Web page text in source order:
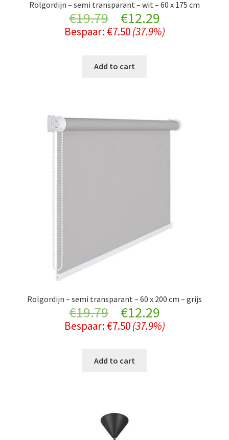
Rolgordijn – semi transparant – wit – 60 x 175 cm
€19.79
Original
price
was:
€12.29Current
price
Bespaar: €7.50 (37.9%)
Add to cart
Rolgordijn – semi transparant – 60 x 200 cm – grijs
€19.79
Original
price
was:
€12.29Current
price
Bespaar: €7.50 (37.9%)
Add to cart